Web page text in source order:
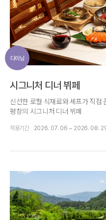
다이닝
시그니처 디너 뷔페
신선한 로컬 식재료와 셰프가 직접
평창의 시그니처 디너 뷔페
적용기간 2026. 07. 06 ~ 2026. 08.